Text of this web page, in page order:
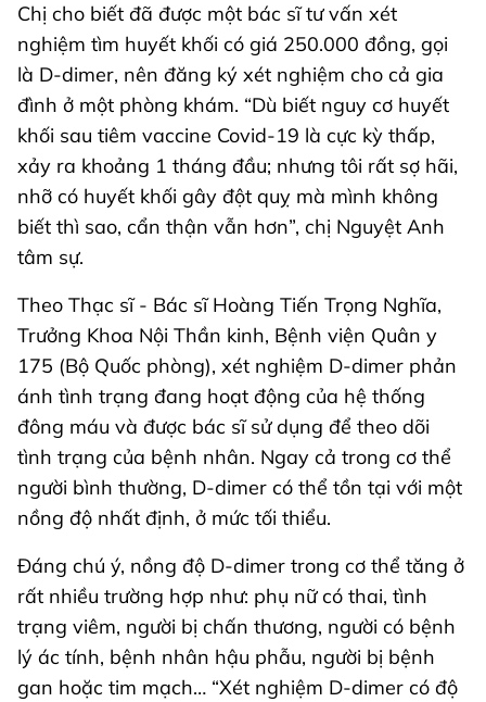
Chị cho biết đã được một bác sĩ tư vấn xét
nghiệm tìm huyết khối có giá 250.000 đồng, gọi
là D-dimer, nên đăng ký xét nghiệm cho cả gia
đình ở một phòng khám. “Dù biết nguy cơ huyết
khối sau tiêm vaccine Covid-19 là cực kỳ thấp,
xảy ra khoảng 1 tháng đầu; nhưng tôi rất sợ hãi,
nhỡ có huyết khối gây đột quỵ mà mình không
biết thì sao, cẩn thận vẫn hơn”, chị Nguyệt Anh
tâm sự.
Theo Thạc sĩ - Bác sĩ Hoàng Tiến Trọng Nghĩa,
Trưởng Khoa Nội Thần kinh, Bệnh viện Quân y
175 (Bộ Quốc phòng), xét nghiệm D-dimer phản
ánh tình trạng đang hoạt động của hệ thống
đông máu và được bác sĩ sử dụng để theo dõi
tình trạng của bệnh nhân. Ngay cả trong cơ thể
người bình thường, D-dimer có thể tồn tại với một
nồng độ nhất định, ở mức tối thiểu.
Đáng chú ý, nồng độ D-dimer trong cơ thể tăng ở
rất nhiều trường hợp như: phụ nữ có thai, tình
trạng viêm, người bị chấn thương, người có bệnh
lý ác tính, bệnh nhân hậu phẫu, người bị bệnh
gan hoặc tim mạch… “Xét nghiệm D-dimer có độ